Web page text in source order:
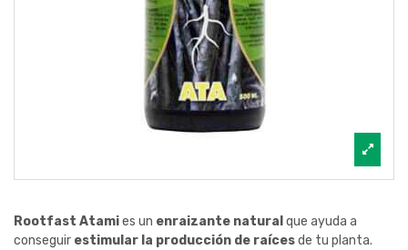
Rootfast Atamies un enraizante naturalque ayuda a
conseguir estimular la producción de raícesde tu planta.